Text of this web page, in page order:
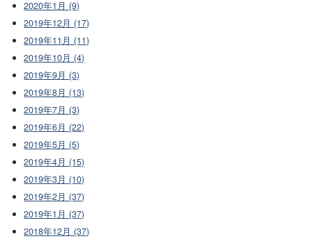
2020年1月 (9)
2019年12月 (17)
2019年11月 (11)
2019年10月 (4)
2019年9月 (3)
2019年8月 (13)
2019年7月 (3)
2019年6月 (22)
2019年5月 (5)
2019年4月 (15)
2019年3月 (10)
2019年2月 (37)
2019年1月 (37)
2018年12月 (37)